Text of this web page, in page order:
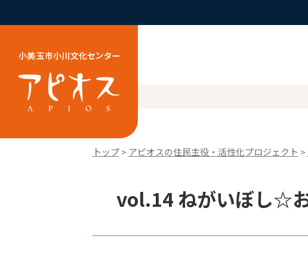
トップ> アピオスの住民主役・活性化プロジェクト >
vol.14 ねがいぼし☆